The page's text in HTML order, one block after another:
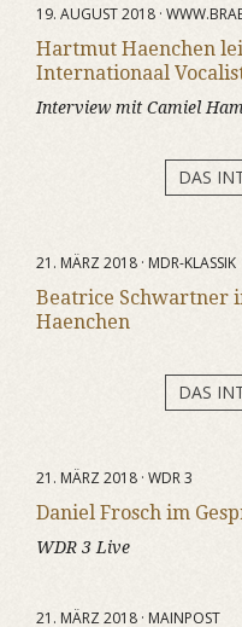
19. AUGUST 2018 ·
Hartmut Haenchen
Internationaal
Interview mit Camiel
DAS
21. MÄRZ 2018 · MDR-KLASSIK
Beatrice Schwartner
Haenchen
DAS
21. MÄRZ 2018 · WDR 3
Daniel Frosch im
WDR 3 Live
21. MÄRZ 2018 · MAINPOST